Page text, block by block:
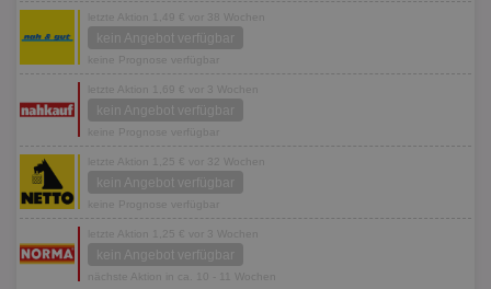
letzte Aktion 1,49 € vor 38 Wochen
kein Angebot verfügbar
keine Prognose verfügbar
letzte Aktion 1,69 € vor 3 Wochen
kein Angebot verfügbar
keine Prognose verfügbar
letzte Aktion 1,25 € vor 32 Wochen
kein Angebot verfügbar
keine Prognose verfügbar
letzte Aktion 1,25 € vor 3 Wochen
kein Angebot verfügbar
nächste Aktion in ca. 10 - 11 Wochen